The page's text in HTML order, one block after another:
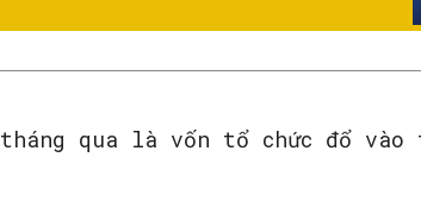
qua là vốn tổ chức đổ